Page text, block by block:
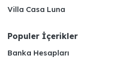
Villa Casa Luna
Populer İçerikler
Banka Hesapları